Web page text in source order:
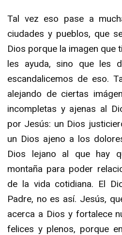
Tal vez eso pase a
ciudades y pueblos, que
Dios porque la imagen que
les ayuda, sino que les
escandalicemos de eso.
alejando de ciertas
incompletas y ajenas al
por Jesús: un Dios
un Dios ajeno a los
Dios lejano al que hay
montaña para poder
de la vida cotidiana. El
Padre, no es así. Jesús,
acerca a Dios y fortalece
felices y plenos, porque